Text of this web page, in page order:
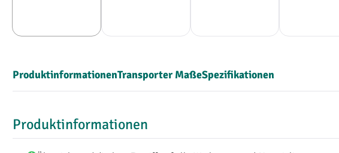
ProduktinformationenTransporter MaßeSpezifikationen
Produktinformationen